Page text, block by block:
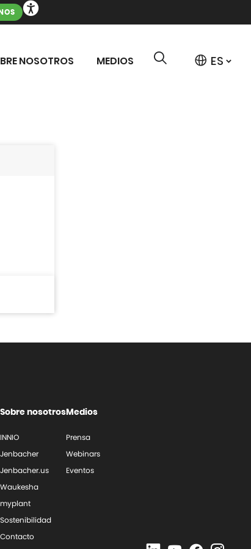
NOSOTROS MEDIOS
Sobre nosotros
INNIO
Jenbacher
Jenbacher.us
Waukesha
myplant
Sostenibilidad
Contacto
Medios
Prensa
Webinars
Eventos